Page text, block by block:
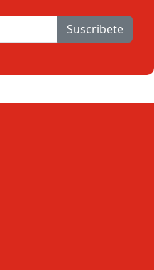
Suscribete